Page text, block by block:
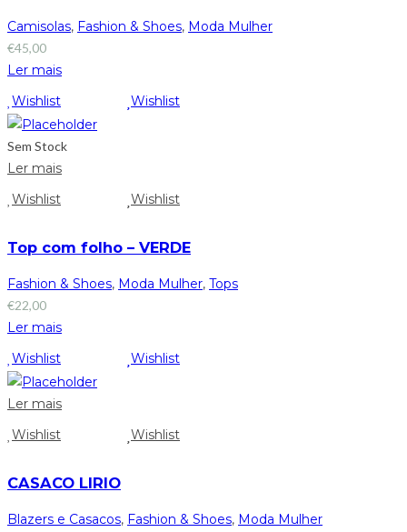
Camisolas, Fashion & Shoes, Moda Mulher
€45,00
Ler mais
Wishlist
Wishlist
Sem Stock
Ler mais
Wishlist
Wishlist
Top com folho – VERDE
Fashion & Shoes, Moda Mulher, Tops
€22,00
Ler mais
Wishlist
Wishlist
Ler mais
Wishlist
Wishlist
CASACO LIRIO
Blazers e Casacos, Fashion & Shoes, Moda Mulher